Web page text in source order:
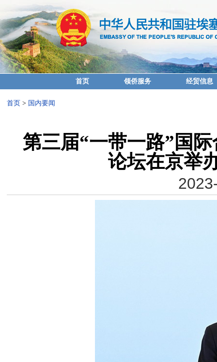
首页 领侨服务 经贸信息
首页 > 国内要闻
第三届“一带一路”国
论坛在京举